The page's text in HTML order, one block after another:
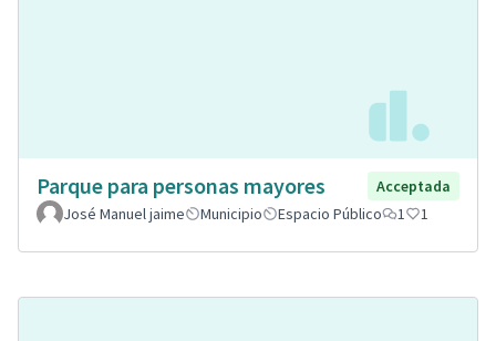
Parque para personas mayores
Acceptada
José Manuel jaime
Municipio Espacio Público 1 1